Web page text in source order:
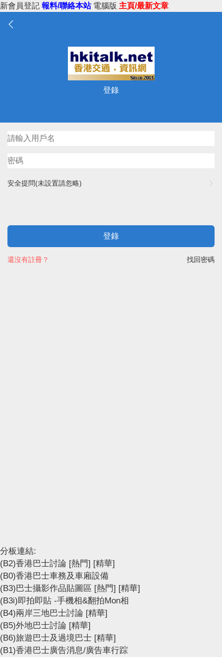
新會員登記 報料/聯絡本站 電腦版 主頁/最新文章
登錄
安全提問(未設置請忽略)
登錄
找回密碼
還沒有註冊？
分板連結:
(B2)香港巴士討論 [熱門] [精華]
(B0)香港巴士車務及車廂設備
(B3)巴士攝影作品貼圖區 [熱門] [精華]
(B3i)即拍即貼 -手機相&翻拍Mon相
(B4)兩岸三地巴士討論 [精華]
(B5)外地巴士討論 [精華]
(B6)旅遊巴士及過境巴士 [精華]
(B1)香港巴士廣告消息/廣告車行踪